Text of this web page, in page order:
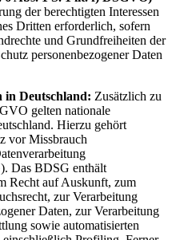
der berechtigten Interessen
Dritten erforderlich, sofern
und Grundfreiheiten der
personenbezogener Daten
in Deutschland: Zusätzlich zu
gelten nationale
Hierzu gehört
vor Missbrauch
Das BDSG enthält
Recht auf Auskunft, zum
zur Verarbeitung
Daten, zur Verarbeitung
sowie automatisierten